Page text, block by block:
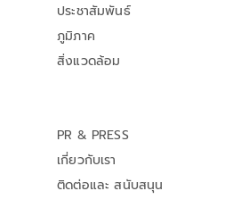
ประชาสัมพันธ์
ภูมิภาค
สิ่งแวดล้อม
PR & PRESS
เกี่ยวกับเรา
ติดต่อและ สนับสนุน